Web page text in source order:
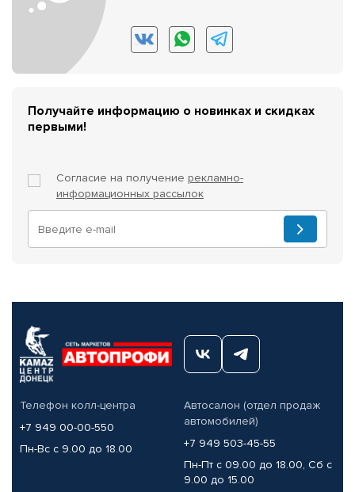
Получайте информацию о новинках и скидках
первыми!
Согласие на получение рекламно-
информационных рассылок
Телефон колл-центра
+7 949 00-00-550
Пн-Вс с 9.00 до 18.00
Автосалон (отдел продаж
автомобилей)
+7 949 503-45-55
Пн-Пт с 09.00 до 18.00, Сб с
9.00 до 15.00